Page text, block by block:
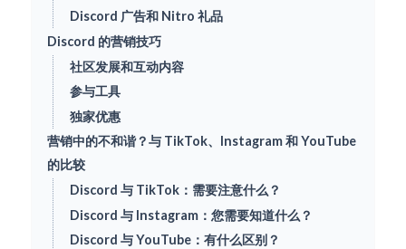
Discord 广告和 Nitro 礼品
Discord 的营销技巧
社区发展和互动内容
参与工具
独家优惠
营销中的不和谐？与 TikTok、Instagram 和 YouTube
的比较
Discord 与 TikTok：需要注意什么？
Discord 与 Instagram：您需要知道什么？
Discord 与 YouTube：有什么区别？